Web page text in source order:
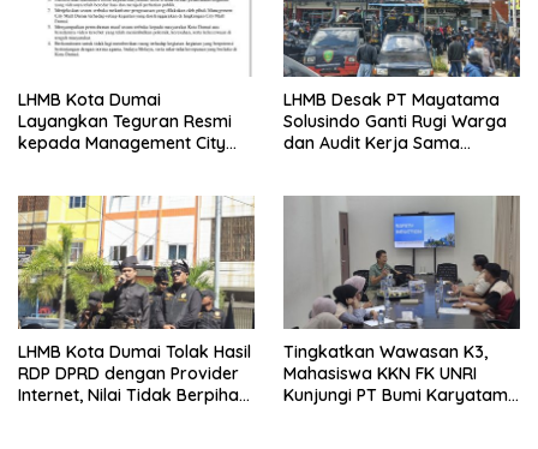
LHMB Kota Dumai
Layangkan Teguran Resmi
kepada Management City
kepada Masyarakat
LHMB Desak PT Mayatama
Solusindo Ganti Rugi Warga
dan Audit Kerja Sama
LHMB Kota Dumai Tolak Hasil
RDP DPRD dengan Provider
Internet, Nilai Tidak Berpihak
Tingkatkan Wawasan K3,
Mahasiswa KKN FK UNRI
Kunjungi PT Bumi Karyatama